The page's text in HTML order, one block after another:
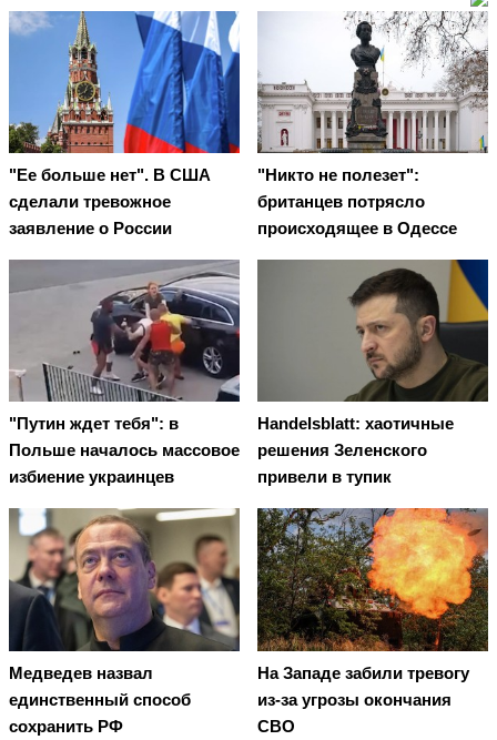
"Ее больше нет". В США
сделали тревожное
заявление о России
"Никто не полезет":
британцев потрясло
происходящее в Одессе
"Путин ждет тебя": в
Польше началось массовое
избиение украинцев
Handelsblatt: хаотичные
решения Зеленского
привели в тупик
Медведев назвал
единственный способ
сохранить РФ
На Западе забили тревогу
из-за угрозы окончания
СВО